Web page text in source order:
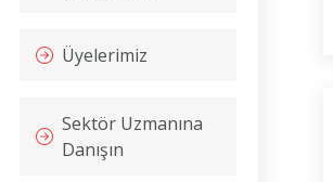
Üyelerimiz
Sektör Uzmanına
Danışın